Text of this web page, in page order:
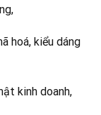
hoá, kiểu dáng
kinh doanh,